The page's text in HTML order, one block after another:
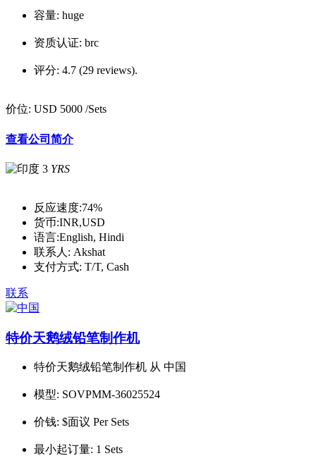
容量: huge
资质认证: brc
评分: 4.7 (29 reviews).
价位: USD 5000 /Sets
查看公司简介
3 YRS
反应速度:74%
货币:INR,USD
语言:English, Hindi
联系人: Akshat
支付方式: T/T, Cash
联系
特价天鹅绒铅笔制作机
特价天鹅绒铅笔制作机 从 中国
模型: SOVPMM-36025524
价钱: $面议 Per Sets
最小起订量: 1 Sets